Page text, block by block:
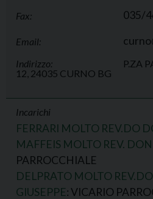
Fax: 035/
Email:
Indirizzo:
P.ZA
12, 24035 CURNO BG
Incarichi
FERRARI MOLTO REV.DO
MAFFEIS MOLTO REV.
PARROCCHIALE
DELPRATO MOLTO
GIUSEPPE: VICARIO